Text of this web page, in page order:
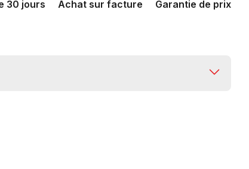
30 jours Achat sur facture Garantie de prix